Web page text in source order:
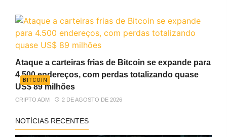
BITCOIN
Ataque a carteiras frias de Bitcoin se expande para
4.500 endereços, com perdas totalizando quase
US$ 89 milhões
CRIPTO ADM 2 DE AGOSTO DE 2026
NOTÍCIAS RECENTES